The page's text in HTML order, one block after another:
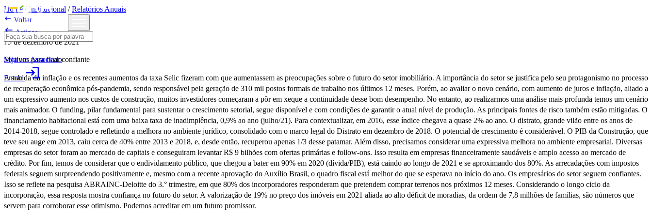
Seja um Associado
Entrarlogin
Home/Institucional /Relatórios Anuais
 Voltar
Artigos
15 de dezembro de 2021
Motivos para ficar confiante
A subida da inflação e os recentes aumentos da taxa Selic fizeram com que aumentassem as preocupações sobre o futuro do setor imobiliário. A importância do setor se justifica pelo seu protagonismo no processo
de recuperação econômica pós-pandemia, sendo responsável pela geração de 310 mil postos formais de trabalho nos últimos 12 meses. Porém, ao avaliar o novo cenário, com aumento de juros e inflação, aliado a
um expressivo aumento nos custos de construção, muitos investidores começaram a pôr em xeque a continuidade desse bom desempenho. No entanto, ao realizarmos uma análise mais profunda temos um cenário
mais animador. O funding, pilar fundamental para sustentar o crescimento setorial, segue disponível e com condições de garantir o atual nível de produção. As principais fontes de risco também estão mitigadas. O
financiamento habitacional está com uma baixa taxa de inadimplência, 0,9% ao ano (julho/21). Para contextualizar, em 2016, esse índice chegava a quase 2% ao ano. O distrato, grande vilão entre os anos de
2014-2018, segue controlado e refletindo a melhora no ambiente jurídico, consolidado com o marco legal do Distrato em dezembro de 2018. O potencial de crescimento é considerável. O PIB da Construção, que
teve seu auge em 2013, caiu cerca de 40% entre 2013 e 2018, e, desde então, recuperou apenas 1/3 desse patamar. Além disso, precisamos considerar uma expressiva melhora no ambiente empresarial. Diversas
empresas do setor foram ao mercado de capitais e conseguiram levantar R$ 9 bilhões com ofertas primárias e follow-ons. Isso resulta em empresas financeiramente saudáveis e amplo acesso ao mercado de
crédito. Por fim, temos de considerar que o endividamento público, que chegou a bater em 90% em 2020 (dívida/PIB), está caindo ao longo de 2021 e se aproximando dos 80%. As arrecadações com impostos
federais seguem surpreendendo positivamente e, mesmo com a recente aprovação do Auxílio Brasil, o quadro fiscal está melhor do que se esperava no início do ano. Os empresários do setor seguem confiantes.
Isso se reflete na pesquisa ABRAINC-Deloitte do 3.° trimestre, em que 80% dos incorporadores responderam que pretendem comprar terrenos nos próximos 12 meses. Considerando o longo ciclo da
incorporação, essa resposta mostra confiança no futuro do setor. A valorização de 19% no preço dos imóveis em 2021 aliada ao alto déficit de moradias, da ordem de 7,8 milhões de famílias, são números que
servem para corroborar esse otimismo. Podemos acreditar em um futuro promissor.